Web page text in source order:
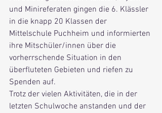
und Minireferaten gingen die 6. Klässler
in die knapp 20 Klassen der
Mittelschule Puchheim und informierten
ihre Mitschüler/innen über die
vorherrschende Situation in den
überfluteten Gebieten und riefen zu
Spenden auf.
Trotz der vielen Aktivitäten, die in der
letzten Schulwoche anstanden und der